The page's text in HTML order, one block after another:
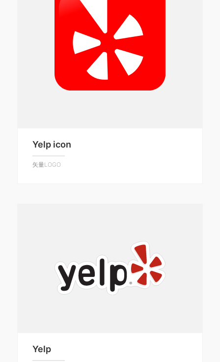
Yelp icon
矢量LOGO
Yelp